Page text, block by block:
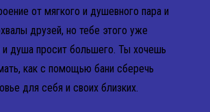
от мягкого и душевного пара и
друзей, но тебе этого уже
душа просит большего. Ты хочешь
как с помощью бани сберечь
для себя и своих близких.